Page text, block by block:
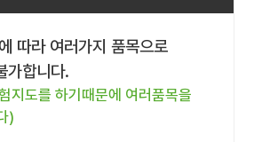
따라 여러가지 품목으로
가합니다.
지도를 하기때문에 여러품목을
)